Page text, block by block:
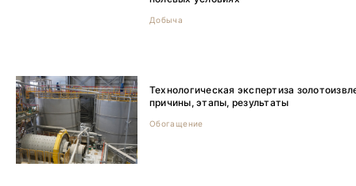
Добыча
Технологическая экспертиза
причины, этапы, результаты
Обогащение